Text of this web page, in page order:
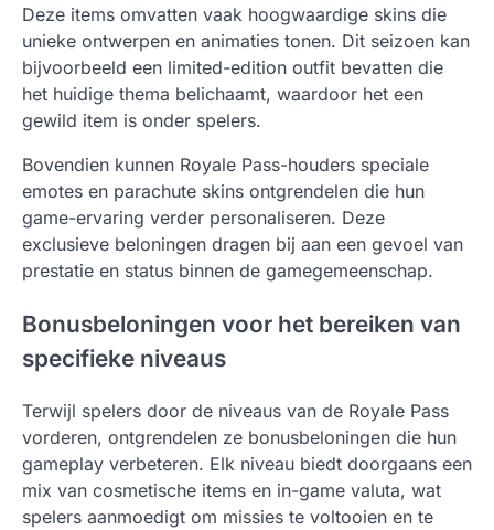
Deze items omvatten vaak hoogwaardige skins die
unieke ontwerpen en animaties tonen. Dit seizoen kan
bijvoorbeeld een limited-edition outfit bevatten die
het huidige thema belichaamt, waardoor het een
gewild item is onder spelers.
Bovendien kunnen Royale Pass-houders speciale
emotes en parachute skins ontgrendelen die hun
game-ervaring verder personaliseren. Deze
exclusieve beloningen dragen bij aan een gevoel van
prestatie en status binnen de gamegemeenschap.
Bonusbeloningen voor het bereiken van
specifieke niveaus
Terwijl spelers door de niveaus van de Royale Pass
vorderen, ontgrendelen ze bonusbeloningen die hun
gameplay verbeteren. Elk niveau biedt doorgaans een
mix van cosmetische items en in-game valuta, wat
spelers aanmoedigt om missies te voltooien en te